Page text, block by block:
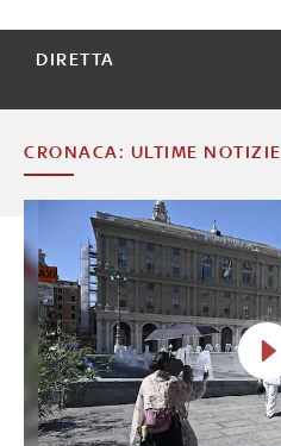
DIRETTA
CRONACA: ULTIME NOTIZIE